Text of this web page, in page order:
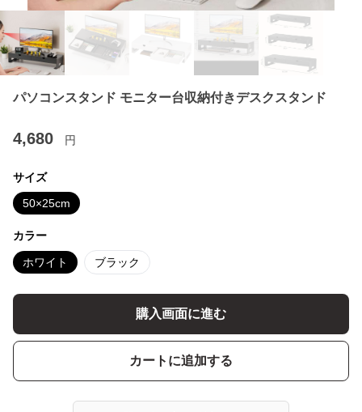
パソコンスタンド モニター台収納付きデスクスタンド
4,680 円
サイズ
50×25cm
カラー
ホワイト ブラック
購入画面に進む
カートに追加する